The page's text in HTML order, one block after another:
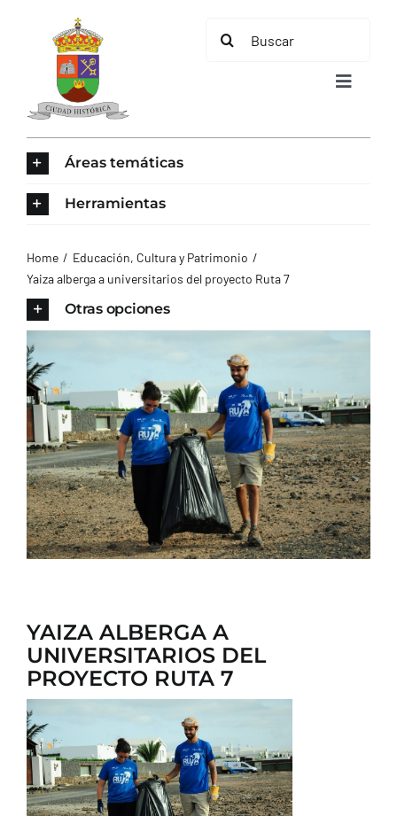
contenido
Buscar:
Toggle
AYUNTAMIENTO
TURISMO
CONTACTO
Áreas temáticas
Herramientas
Home
Educación, Cultura y Patrimonio
Yaiza alberga a universitarios del proyecto Ruta 7
Otras opciones
YAIZA ALBERGA A
UNIVERSITARIOS DEL
PROYECTO RUTA 7